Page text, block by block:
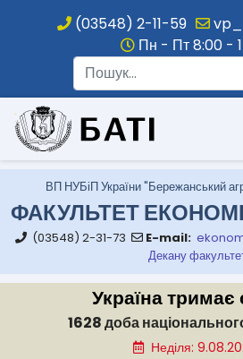
(03548) 2-11-59
Пн - Пт 8:00 -
.
ВП НУБіП України "Бережанський
ФАКУЛЬТЕТ
(03548) 2-31-73 E-mail:
Декану
Україна тримає
1628 доба
Неділя: